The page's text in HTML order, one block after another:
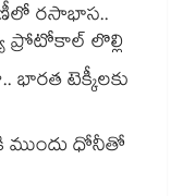
రసాభాస..
ప్రోటోకాల్ లొల్లి
భారత టెక్కీలకు
ముందు ధోనీతో